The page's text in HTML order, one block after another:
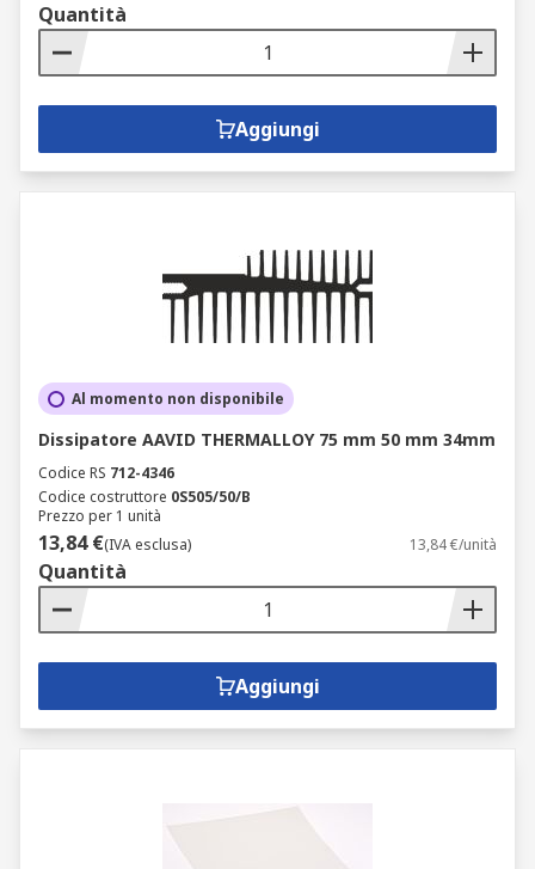
Quantità
Aggiungi
Al momento non disponibile
Dissipatore AAVID THERMALLOY 75 mm 50 mm 34mm
Codice RS 712-4346
Codice costruttore 0S505/50/B
Prezzo per 1 unità
13,84 €(IVA esclusa) 13,84 €/unità
Quantità
Aggiungi